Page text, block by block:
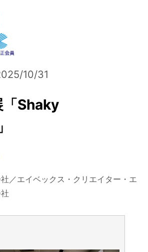
10/31
「Shaky
／エイベックス・クリエイター・エ